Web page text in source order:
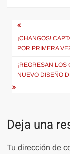
de
entradas
¡CHANGOS!
POR PRIMERA
¡REGRESAN LOS
NUEVO DISEÑO
Deja una
Tu dirección de